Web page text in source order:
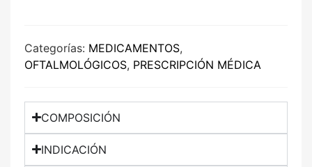
Categorías: MEDICAMENTOS,
OFTALMOLÓGICOS, PRESCRIPCIÓN MÉDICA
COMPOSICIÓN
INDICACIÓN